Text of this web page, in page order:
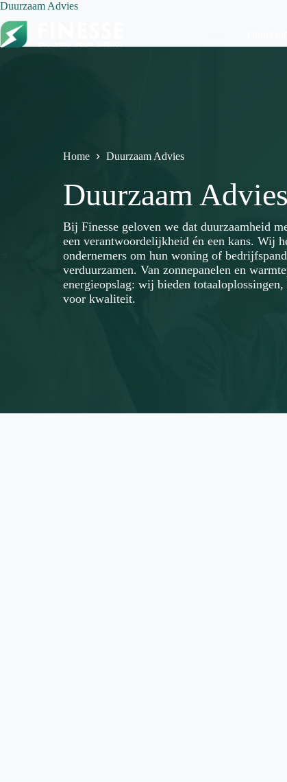
Ga
de
inhoud
Duurzaam Advies
Home Duurzaam Advies
Duurzaam Advies
Bij Finesse geloven we dat duurzaamheid
een verantwoordelijkheid én een kans. Wij
ondernemers om hun woning of
verduurzamen. Van zonnepanelen en
energieopslag: wij bieden
voor kwaliteit.